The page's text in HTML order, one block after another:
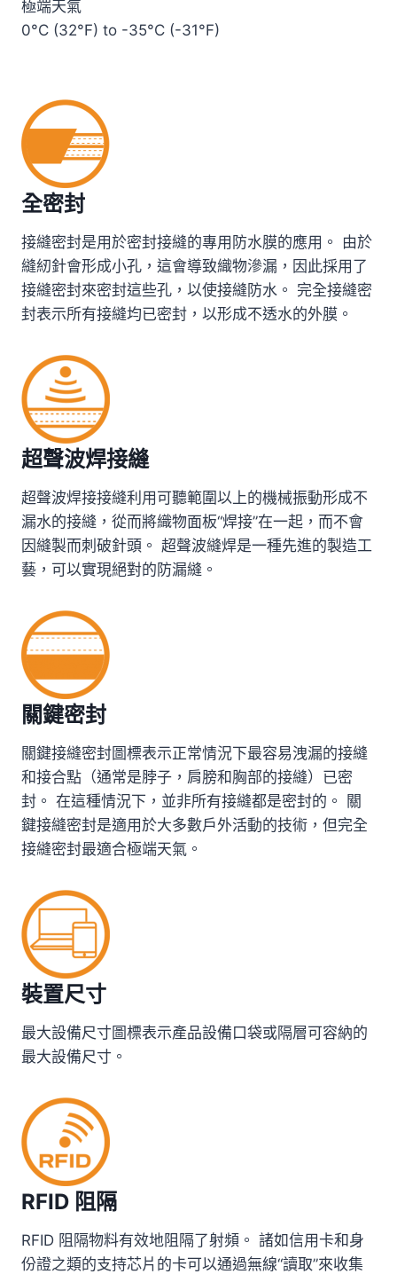
極端天氣
0°C (32°F) to -35°C (-31°F)
全密封
接縫密封是用於密封接縫的專用防水膜的應用。 由於
縫紉針會形成小孔，這會導致織物滲漏，因此採用了
接縫密封來密封這些孔，以使接縫防水。 完全接縫密
封表示所有接縫均已密封，以形成不透水的外膜。
超聲波焊接縫
超聲波焊接接縫利用可聽範圍以上的機械振動形成不
漏水的接縫，從而將織物面板“焊接”在一起，而不會
因縫製而刺破針頭。 超聲波縫焊是一種先進的製造工
藝，可以實現絕對的防漏縫。
關鍵密封
關鍵接縫密封圖標表示正常情況下最容易洩漏的接縫
和接合點（通常是脖子，肩膀和胸部的接縫）已密
封。 在這種情況下，並非所有接縫都是密封的。 關
鍵接縫密封是適用於大多數戶外活動的技術，但完全
接縫密封最適合極端天氣。
裝置尺寸
最大設備尺寸圖標表示產品設備口袋或隔層可容納的
最大設備尺寸。
RFID 阻隔
RFID 阻隔物料有效地阻隔了射頻。 諸如信用卡和身
份證之類的支持芯片的卡可以通過無線“讀取”來收集